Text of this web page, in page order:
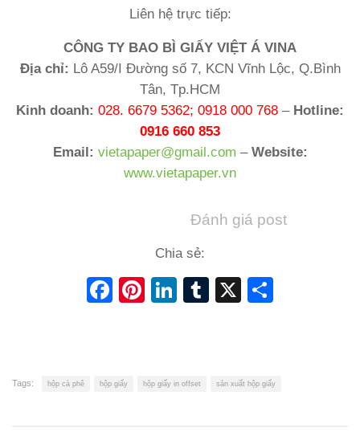
Liên hệ trực tiếp:
CÔNG TY BAO BÌ GIẤY VIỆT Á VINA
Địa chỉ: Lô A59/I Đường số 7, KCN Vĩnh Lộc, Q.Bình
Tân, Tp.HCM
Kinh doanh: 028. 6679 5362; 0918 000 768 – Hotline:
0916 660 853
Email: vietapaper@gmail.com – Website:
www.vietapaper.vn
Đánh giá post
Chia sẻ:
Facebook
Pinterest
LinkedIn
Tumblr
X
Tags: hộp cà phê hộp giấy hộp giấy in offset sản xuất hộp giấy